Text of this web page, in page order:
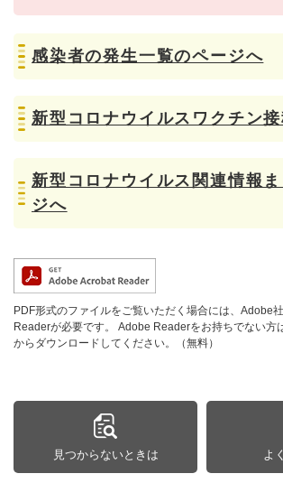
感染者の発生一覧のページへ
新型コロナウイルスワクチン
新型コロナウイルス関連情報
ジへ
PDF形式のファイルをご覧いただく場合には、Adobe
Readerが必要です。
Adobe Readerをお持ちでない方
からダウンロードしてください。（無料）
見つからないときは よ